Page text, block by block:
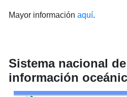
Mayor información aquí.
Sistema nacional de
información